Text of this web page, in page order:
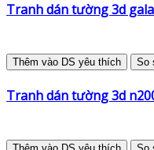
Tranh dán tường 3d
Thêm vào DS yêu thích So
Tranh dán tường 3d